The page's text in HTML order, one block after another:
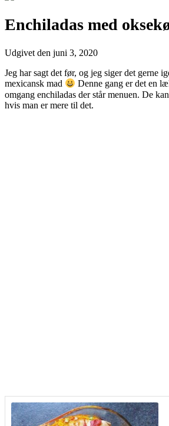
Enchiladas med
Udgivet den juni 3, 2020
Jeg har sagt det før, og jeg siger det gerne
mexicansk mad
Denne gang er det en
omgang enchiladas der står menuen. De
hvis man er mere til det.